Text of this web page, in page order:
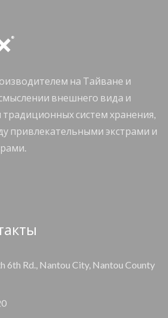
на Тайване и
внешнего вида и
систем хранения,
привлекательными экстрами и
6th Rd., Nantou City, Nantou County